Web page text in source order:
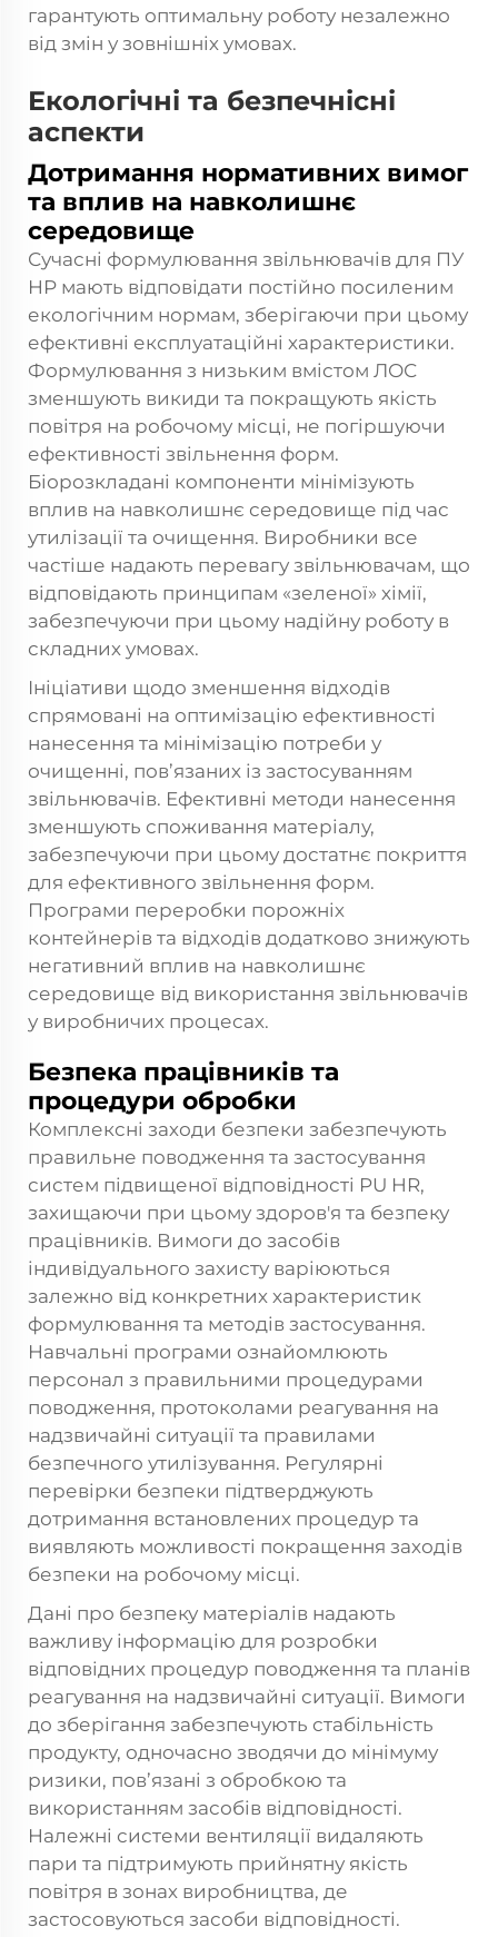
гарантують оптимальну роботу незалежно
від змін у зовнішніх умовах.
Екологічні та безпечнісні
аспекти
Дотримання нормативних вимог
та вплив на навколишнє
середовище
Сучасні формулювання звільнювачів для ПУ
НР мають відповідати постійно посиленим
екологічним нормам, зберігаючи при цьому
ефективні експлуатаційні характеристики.
Формулювання з низьким вмістом ЛОС
зменшують викиди та покращують якість
повітря на робочому місці, не погіршуючи
ефективності звільнення форм.
Біорозкладані компоненти мінімізують
вплив на навколишнє середовище під час
утилізації та очищення. Виробники все
частіше надають перевагу звільнювачам, що
відповідають принципам «зеленої» хімії,
забезпечуючи при цьому надійну роботу в
складних умовах.
Ініціативи щодо зменшення відходів
спрямовані на оптимізацію ефективності
нанесення та мінімізацію потреби у
очищенні, пов’язаних із застосуванням
звільнювачів. Ефективні методи нанесення
зменшують споживання матеріалу,
забезпечуючи при цьому достатнє покриття
для ефективного звільнення форм.
Програми переробки порожніх
контейнерів та відходів додатково знижують
негативний вплив на навколишнє
середовище від використання звільнювачів
у виробничих процесах.
Безпека працівників та
процедури обробки
Комплексні заходи безпеки забезпечують
правильне поводження та застосування
систем підвищеної відповідності PU HR,
захищаючи при цьому здоров'я та безпеку
працівників. Вимоги до засобів
індивідуального захисту варіюються
залежно від конкретних характеристик
формулювання та методів застосування.
Навчальні програми ознайомлюють
персонал з правильними процедурами
поводження, протоколами реагування на
надзвичайні ситуації та правилами
безпечного утилізування. Регулярні
перевірки безпеки підтверджують
дотримання встановлених процедур та
виявляють можливості покращення заходів
безпеки на робочому місці.
Дані про безпеку матеріалів надають
важливу інформацію для розробки
відповідних процедур поводження та планів
реагування на надзвичайні ситуації. Вимоги
до зберігання забезпечують стабільність
продукту, одночасно зводячи до мінімуму
ризики, пов’язані з обробкою та
використанням засобів відповідності.
Належні системи вентиляції видаляють
пари та підтримують прийнятну якість
повітря в зонах виробництва, де
застосовуються засоби відповідності.